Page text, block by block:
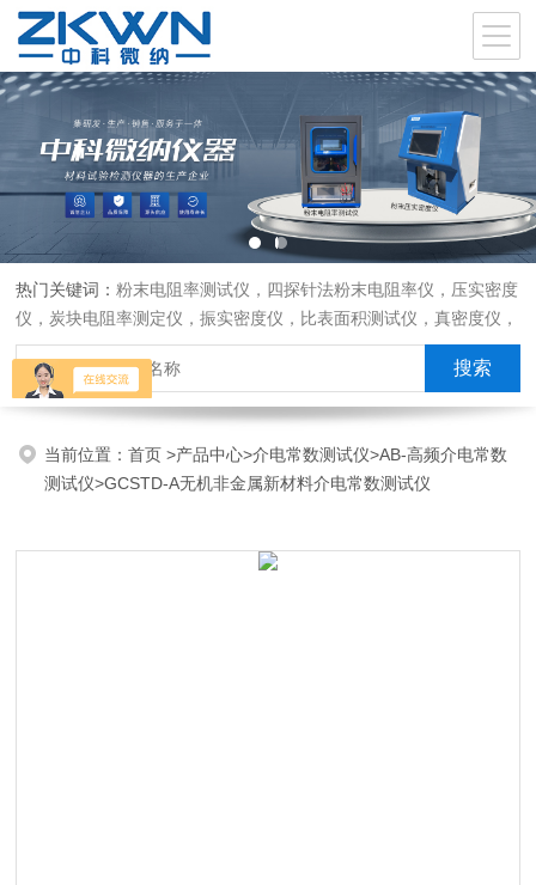
热门关键词：粉末电阻率测试仪，四探针法粉末电阻率仪，压实密度
仪，炭块电阻率测定仪，振实密度仪，比表面积测试仪，真密度仪，
炭块热膨胀仪，炭块透气率仪，炭块二氧化碳反应测定仪
当前位置：首页>产品中心>介电常数测试仪>AB-高频介电常数
测试仪>GCSTD-A无机非金属新材料介电常数测试仪